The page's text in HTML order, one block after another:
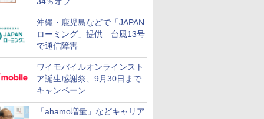
沖縄・鹿児島などで「JAPAN
ローミング」提供 台風13号
で通信障害
ワイモバイルオンラインスト
ア誕生感謝祭、9月30日まで
キャンペーン
「ahamo増量」などキャリア